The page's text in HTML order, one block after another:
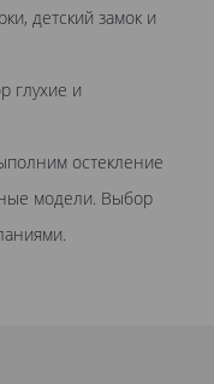
детский замок и
глухие и
остекление
модели. Выбор